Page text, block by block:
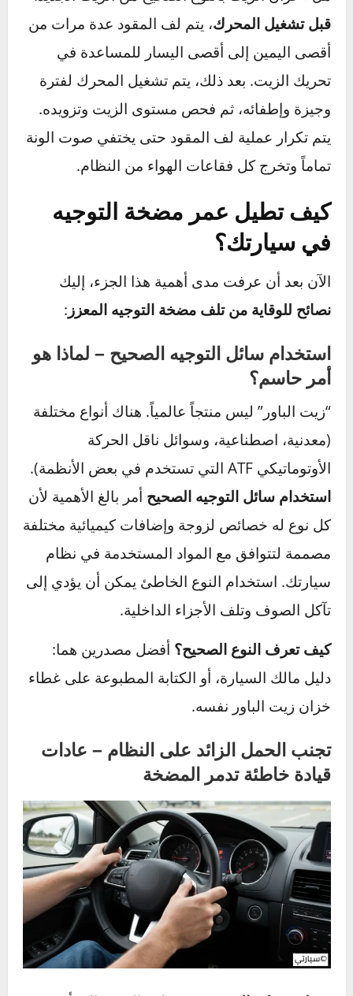
تصريف الزيت القديم: يتم فك خراطيم الضغط
العالي (المعدني) والضغط المنخفض (المطاطي)
من المضخة وترك الزيت ليتدفق بالكامل في
الحاوية.
فك المضخة القديمة:يتم تحديد مسامير التثبيت
التي تربط المضخة بالمحرك وإزالتها بعناية.
تركيب المضخة الجديدة:
يتم تثبيت المضخة
الجديدة في مكانها، إعادة توصيل الخراطيم (مع
استبدال الحلقات المطاطية الصغيرة دائماً)، ثم
إعادة تركيب الحزام وشده.
تعبئة الزيت وطرد الهواء (الخطوة الأهم):يتم
ملء خزان الزيت بالنوع الصحيح من الزيت الجديد.
قبل تشغيل المحرك
أقصى اليمين إلى أقصى اليسار للمساعدة في
تحريك الزيت. بعد ذلك، يتم تشغيل المحرك لفترة
وجيزة وإطفائه، ثم فحص مستوى الزيت وتزويده.
يتم تكرار عملية لف المقود حتى يختفي صوت الونة
تماماً وتخرج كل فقاعات الهواء من النظام.
كيف تطيل عمر مضخة التوجيه
في سيارتك؟
الآن بعد أن عرفت مدى أهمية هذا الجزء، إليك
نصائح للوقاية من تلف مضخة التوجيه المعزز:
أمر حاسم؟
“زيت الباور” ليس منتجاً عالمياً. هناك أنواع مختلفة
(معدنية، اصطناعية، وسوائل ناقل الحركة
الأوتوماتيكي ATF التي تستخدم في بعض الأنظمة).
استخدام سائل التوجيه الصحيح أمر بالغ الأهمية لأن
كل نوع له خصائص لزوجة وإضافات كيميائية مختلفة
مصممة لتتوافق مع المواد المستخدمة في نظام
سيارتك. استخدام النوع الخاطئ يمكن أن يؤدي إلى